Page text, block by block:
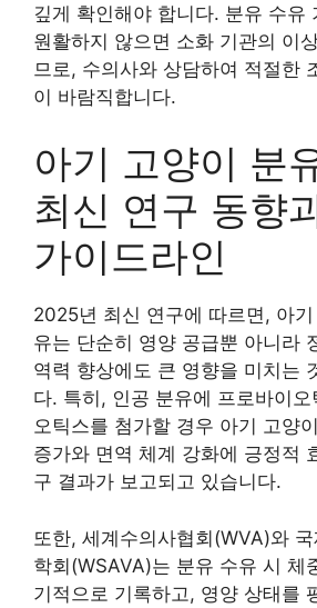
깊게 확인해야 합니다. 분유 수유
원활하지 않으면 소화 기관의 이
므로, 수의사와 상담하여 적절한
이 바람직합니다.
아기 고양이 분
최신 연구 동향
가이드라인
2025년 최신 연구에 따르면, 아
유는 단순히 영양 공급뿐 아니라
역력 향상에도 큰 영향을 미치는
다. 특히, 인공 분유에 프로바이오
오틱스를 첨가할 경우 아기 고양
증가와 면역 체계 강화에 긍정적
구 결과가 보고되고 있습니다.
또한, 세계수의사협회(WVA)와
학회(WSAVA)는 분유 수유 시 체
기적으로 기록하고, 영양 상태를